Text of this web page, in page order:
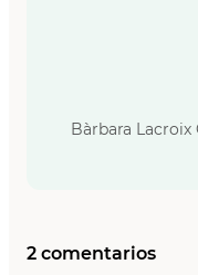
Bàrbara
2 comentarios